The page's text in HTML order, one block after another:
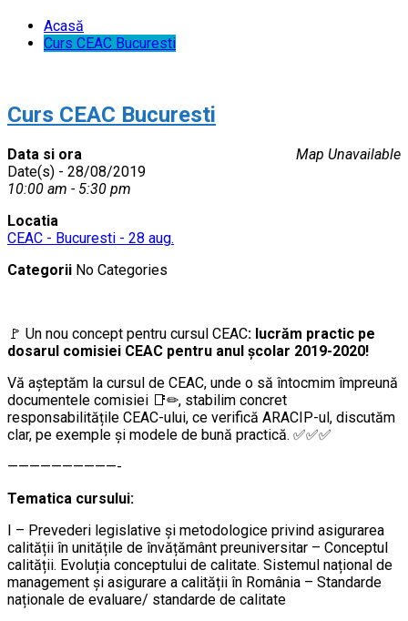
Acasă
Curs CEAC Bucuresti
Curs CEAC Bucuresti
Map Unavailable
Data si ora
Date(s) - 28/08/2019
10:00 am - 5:30 pm
Locatia
CEAC - Bucuresti - 28 aug.
Categorii No Categories
🚩 Un nou concept pentru cursul CEAC: lucrăm practic pe
dosarul comisiei CEAC pentru anul școlar 2019-2020!
Vă aşteptăm la cursul de CEAC, unde o să întocmim împreună
documentele comisiei 📑✏, stabilim concret
responsabilitățile CEAC-ului, ce verifică ARACIP-ul, discutăm
clar, pe exemple şi modele de bună practică. ✅✅✅
——————————-
Tematica cursului:
I – Prevederi legislative și metodologice privind asigurarea
calității în unitățile de învățământ preuniversitar – Conceptul
calității. Evoluția conceptului de calitate. Sistemul național de
management și asigurare a calității în România – Standarde
naționale de evaluare/ standarde de calitate